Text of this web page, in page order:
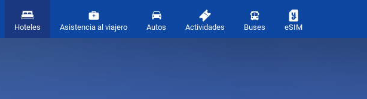
Hoteles Asistencia al viajero Autos Actividades Buses eSIM